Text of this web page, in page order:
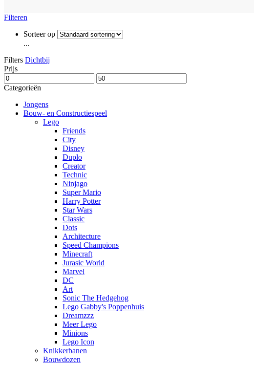
Filteren
Sorteer op
...
Filters Dichtbij
Prijs
Categorieën
Jongens
Bouw- en Constructiespeel
Lego
Friends
City
Disney
Duplo
Creator
Technic
Ninjago
Super Mario
Harry Potter
Star Wars
Classic
Dots
Architecture
Speed Champions
Minecraft
Jurasic World
Marvel
DC
Art
Sonic The Hedgehog
Lego Gabby's Poppenhuis
Dreamzzz
Meer Lego
Minions
Lego Icon
Knikkerbanen
Bouwdozen